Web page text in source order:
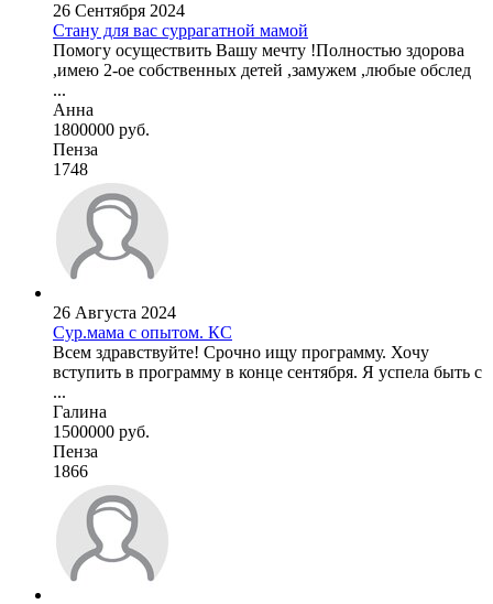
26 Сентября 2024
Стану для вас суррагатной мамой
Помогу осуществить Вашу мечту !Полностью здорова
,имею 2-ое собственных детей ,замужем ,любые обслед
...
Анна
1800000 руб.
Пенза
1748
26 Августа 2024
Сур.мама с опытом. КС
Всем здравствуйте! Срочно ищу программу. Хочу
вступить в программу в конце сентября. Я успела быть с
...
Галина
1500000 руб.
Пенза
1866